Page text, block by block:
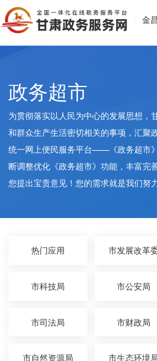
金
政务超市
为贯彻落实以人民为中心的发展思想，
和群众生产生活密切相关的事项，汇聚
统一网上便民服务平台——《政务超市
断调整优化《政务超市》功能，丰富完
您提出宝贵意见！您的需求就是我们努
热门应用 市发展改革
市科技局 市公安局
市司法局 市财政局
市自然资源局 市生态环境